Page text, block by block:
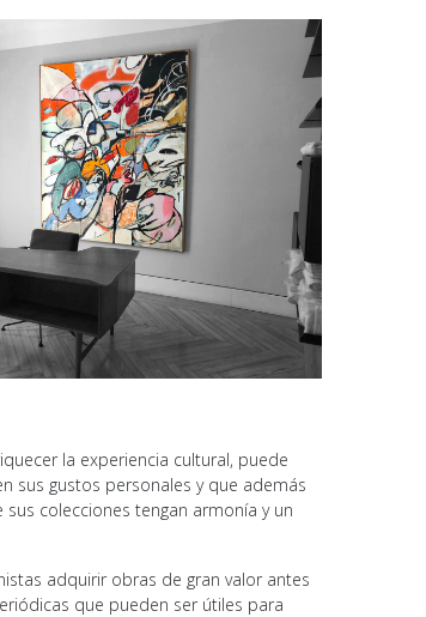
la experiencia cultural, puede
sus gustos personales y que además
colecciones tengan armonía y un
adquirir obras de gran valor antes
que pueden ser útiles para